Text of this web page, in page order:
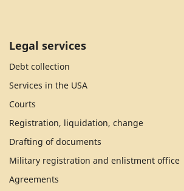
Legal services
Debt collection
Services in the USA
Courts
Registration, liquidation, change
Drafting of documents
Military registration and enlistment office
Agreements